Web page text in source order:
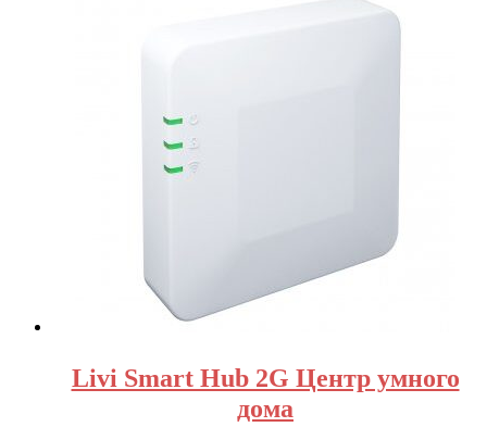
Livi Smart Hub 2G Центр умного
дома